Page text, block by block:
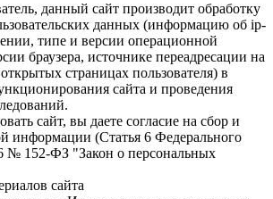
данный сайт производит обработку
данных (информацию об ip-
типе и версии операционной
браузера, источнике переадресации на
страницах пользователя) в
сайта и проведения
сайт, вы даете согласие на сбор и
информации (Статья 6 Федерального
№ 152-ФЗ "Закон о персональных
сайта